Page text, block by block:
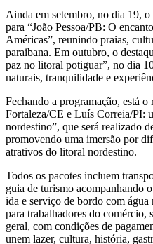
Ainda em setembro, no dia 19,
para “João Pessoa/PB: O
Américas”, reunindo praias,
paraibana. Em outubro, o
paz no litoral potiguar”, no dia
naturais, tranquilidade e
Fechando a programação, está
Fortaleza/CE e Luís Correia/PI:
nordestino”, que será realizado
promovendo uma imersão por
atrativos do litoral nordestino.
Todos os pacotes incluem
guia de turismo acompanhando
ida e serviço de bordo com
para trabalhadores do comércio,
geral, com condições de
unem lazer, cultura, história,